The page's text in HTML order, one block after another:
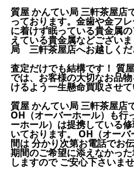
質屋 かんてい局 三軒茶屋店
っております。金歯や金フ
に着けず眠っている貴金属
えている貴金属などござい
局 三軒茶屋店へお越しくだ
査定だけでも結構です！
では、お客様の大切なお品
けるよう一生懸命買取させて
質屋 かんてい局 三軒茶屋店
OH（オーバーホール）も
ーホール）は提携している
いております。 OH（オー
間は 分かり次第お電話でお
期間のご希望に添えなかっ
しますので ご安心下さいま